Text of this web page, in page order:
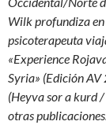
Wilk profundiza en
psicoterapeuta
«Experience
Syria» (Edición
(Heyva sor a kurd
otras